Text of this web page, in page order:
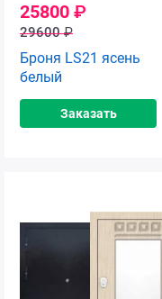
25800 ₽
29600₽
Броня LS21 ясень
белый
Заказать